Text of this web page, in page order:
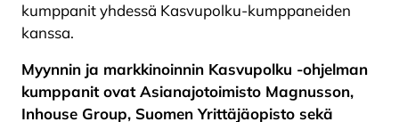
kumppanit yhdessä Kasvupolku-kumppaneiden
kanssa.
Myynnin ja markkinoinnin Kasvupolku -ohjelman
kumppanit ovat Asianajotoimisto Magnusson,
Inhouse Group, Suomen Yrittäjäopisto sekä